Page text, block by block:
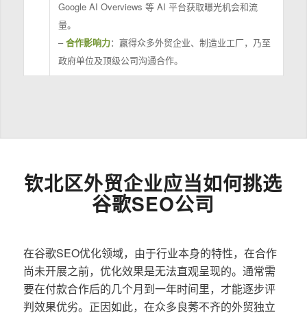
Google AI Overviews 等 AI 平台获取曝光机会和流
量。
–合作影响力：赢得众多外贸企业、制造业工厂，乃至
政府单位及顶级公司沟通合作。
钦北区外贸企业应当如何挑选
谷歌SEO公司
在谷歌SEO优化领域，由于行业本身的特性，在合作
尚未开展之前，优化效果是无法直观呈现的。通常需
要在付款合作后的几个月到一年时间里，才能逐步评
判效果优劣。正因如此，在众多良莠不齐的外贸独立